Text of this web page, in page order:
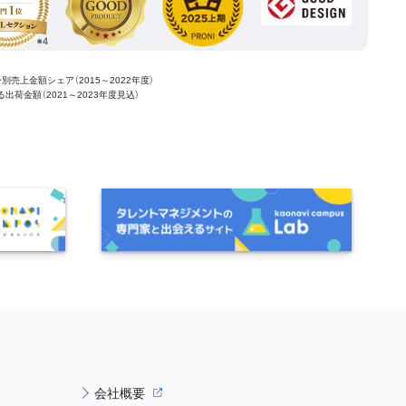
売上金額シェア（2015～2022年度）
荷金額（2021～2023年度見込）
会社概要